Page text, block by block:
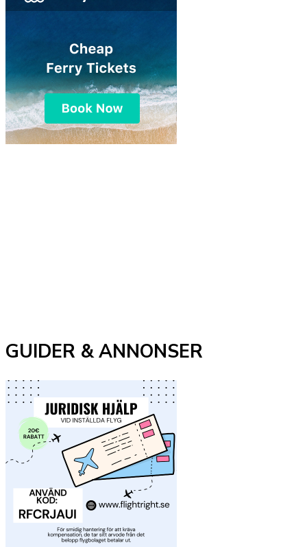
GUIDER & ANNONSER